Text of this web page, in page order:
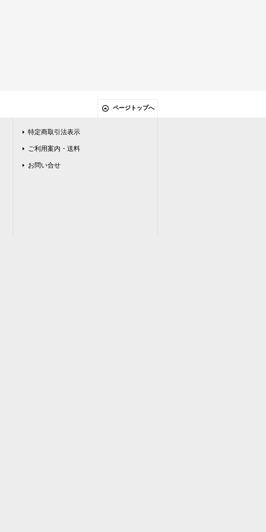
ページトップへ
特定商取引法表示
ご利用案内・送料
お問い合せ